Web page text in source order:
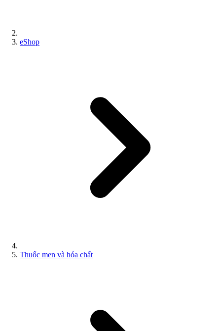
eShop
Thuốc men và hóa chất